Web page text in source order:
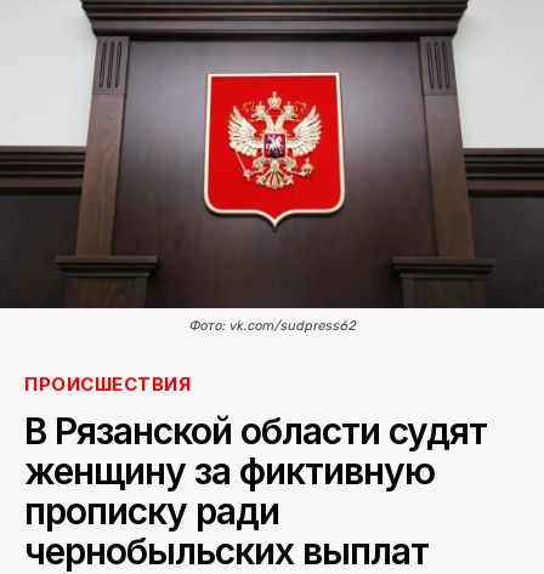
О НАС
ПОИСК ПО САЙТУ
Фото: vk.com/sudpress62
ПРОИСШЕСТВИЯ
В Рязанской области судят
женщину за фиктивную
прописку ради
чернобыльских выплат